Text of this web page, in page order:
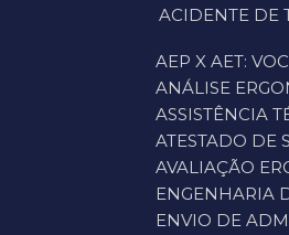
ACIDENTE DE TRABALHO: O QUE É, O QUE DIZ A LEI E COMO A SEGURANÇA E MEDICINA DO TRABALHO PODEM EVITAR PREJUÍZOS À
AEP X AET:
ANÁLISE
ASSISTÊNCIA
ATESTADO
AVALIAÇÃO
ENGENHARIA
ENVIO DE